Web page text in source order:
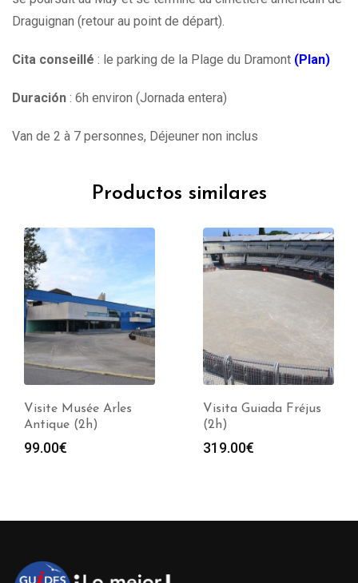
Draguignan (retour au point de départ).
Cita conseillé : le parking de la Plage du Dramont (Plan)
Duración : 6h environ (Jornada entera)
Van de 2 à 7 personnes, Déjeuner non inclus
Productos similares
Visite Musée Arles
Antique (2h)
99.00€
Visita Guiada Fréjus
(2h)
319.00€